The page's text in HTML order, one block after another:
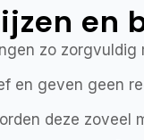
en
zo
en geven geen
deze zoveel